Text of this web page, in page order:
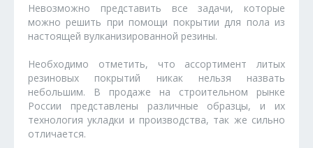
Невозможно представить все задачи, которые
можно решить при помощи покрытии для пола из
настоящей вулканизированной резины.
Необходимо отметить, что ассортимент литых
резиновых покрытий никак нельзя назвать
небольшим. В продаже на строительном рынке
России представлены различные образцы, и их
технология укладки и производства, так же сильно
отличается.